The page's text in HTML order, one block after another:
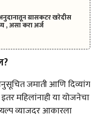
ग्रासकटर खरेदीस
, असा करा अर्ज
जमाती आणि दिव्यांग
महिलांनाही या योजनेचा
व्याजदर आकारला